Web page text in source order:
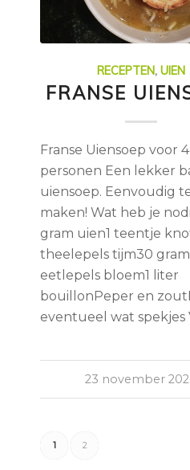
RECEPTEN, UIEN
FRANSE
Franse Uiensoep voor 4
personen Een lekker
uiensoep. Eenvoudig
maken! Wat heb je
gram uien1 teentje
theelepels tijm30
eetlepels bloem1 liter
bouillonPeper en
eventueel wat spekjes
23 november
1 2